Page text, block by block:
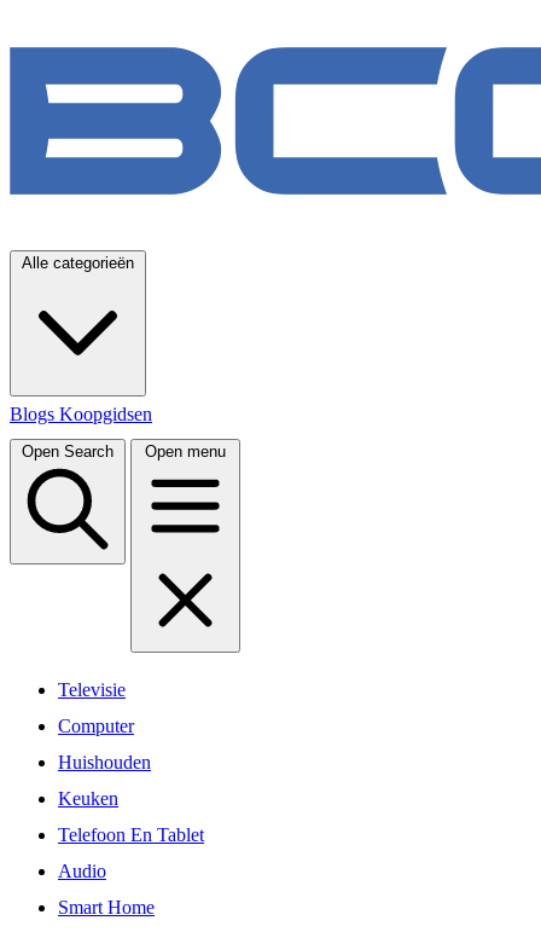
Alle categorieën
Blogs Koopgidsen
Open Search Open menu
Televisie
Computer
Huishouden
Keuken
Telefoon En Tablet
Audio
Smart Home